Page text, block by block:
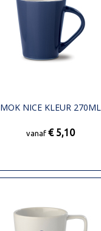
MOK NICE KLEUR 270ML
vanaf € 5,10